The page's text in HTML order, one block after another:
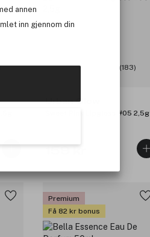
annen
inn gjennom din
(183)
Urban Glow
Sweet Pink Lipgloss #05 2,5g
Premium
Få 82 kr bonus